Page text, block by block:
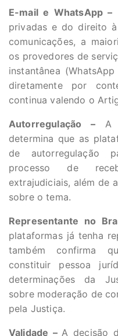
E-mail e WhatsApp –
privadas e do direito
comunicações, a
os provedores de
instantânea
diretamente por
continua valendo o
Autorregulação – A
determina que as
de autorregulação
processo de
extrajudiciais, além de
sobre o tema.
Representante no
plataformas já tenha
também confirma
constituir pessoa
determinações da
sobre moderação de
pela Justiça.
Validade –A decisão